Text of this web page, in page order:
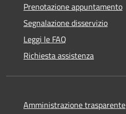
Prenotazione appuntamento
Segnalazione disservizio
Leggi le FAQ
Richiesta assistenza
Amministrazione trasparente